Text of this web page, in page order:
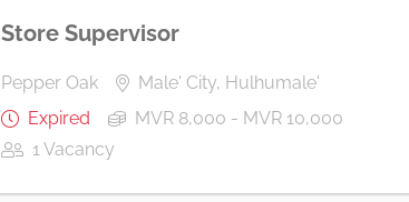
Store Supervisor
Pepper Oak
Male' City, Hulhumale'
Expired
MVR 8,000 - MVR 10,000
1 Vacancy